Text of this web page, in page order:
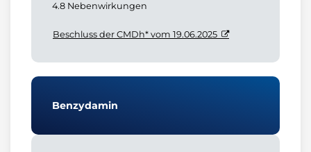
4.8 Nebenwirkungen
Beschluss der CMDh* vom 19.06.2025
Benzydamin